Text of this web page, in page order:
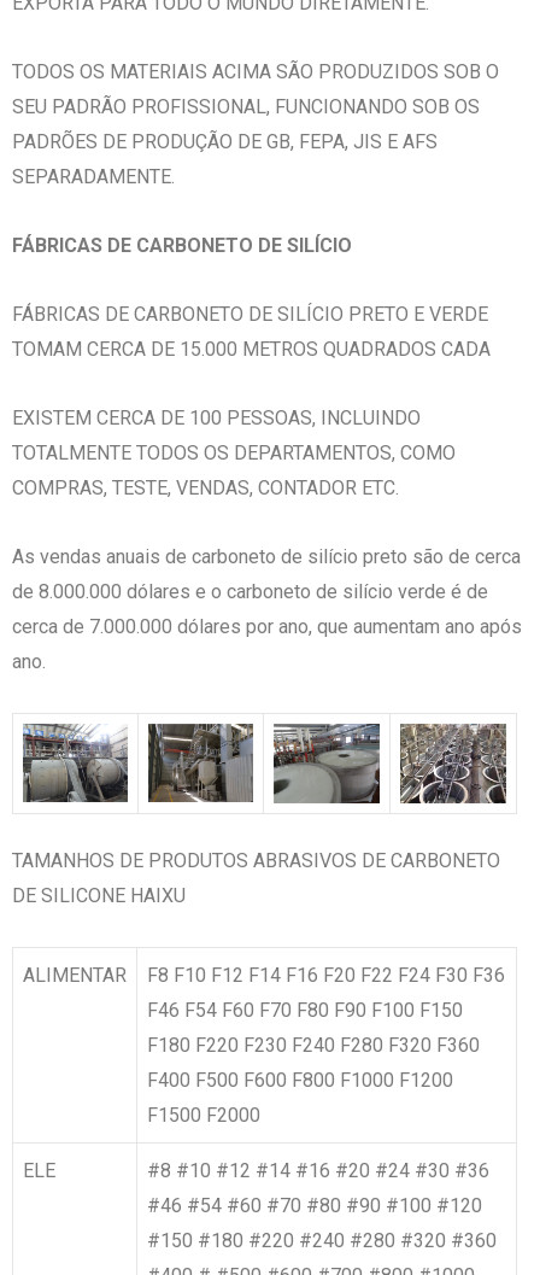
TODOS OS MATERIAIS ACIMA SÃO PRODUZIDOS SOB O
SEU PADRÃO PROFISSIONAL, FUNCIONANDO SOB OS
PADRÕES DE PRODUÇÃO DE GB, FEPA, JIS E AFS
SEPARADAMENTE.
FÁBRICAS DE CARBONETO DE SILÍCIO
FÁBRICAS DE CARBONETO DE SILÍCIO PRETO E VERDE
TOMAM CERCA DE 15.000 METROS QUADRADOS CADA
EXISTEM CERCA DE 100 PESSOAS, INCLUINDO
TOTALMENTE TODOS OS DEPARTAMENTOS, COMO
COMPRAS, TESTE, VENDAS, CONTADOR ETC.
As vendas anuais de carboneto de silício preto são de cerca
de 8.000.000 dólares e o carboneto de silício verde é de
cerca de 7.000.000 dólares por ano, que aumentam ano após
ano.
TAMANHOS DE PRODUTOS ABRASIVOS DE CARBONETO
DE SILICONE HAIXU
ALIMENTAR
F8 F10 F12 F14 F16 F20 F22 F24 F30 F36
F46 F54 F60 F70 F80 F90 F100 F150
F180 F220 F230 F240 F280 F320 F360
F400 F500 F600 F800 F1000 F1200
F1500 F2000
ELE
#8 #10 #12 #14 #16 #20 #24 #30 #36
#46 #54 #60 #70 #80 #90 #100 #120
#150 #180 #220 #240 #280 #320 #360